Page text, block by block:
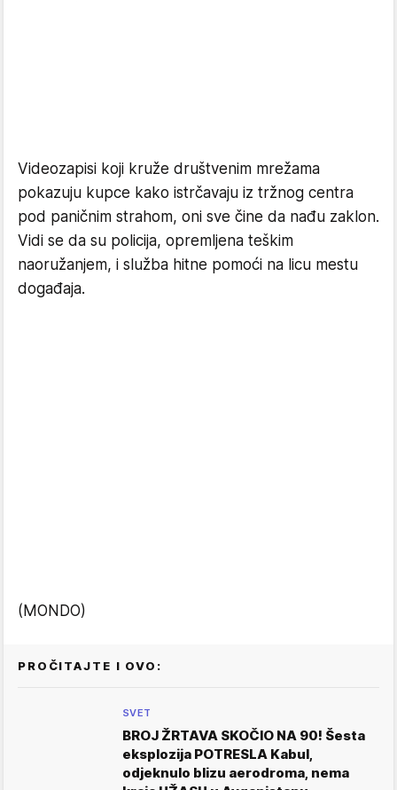
Videozapisi koji kruže društvenim mrežama
pokazuju kupce kako istrčavaju iz tržnog centra
pod paničnim strahom, oni sve čine da nađu zaklon.
Vidi se da su policija, opremljena teškim
naoružanjem, i služba hitne pomoći na licu mestu
događaja.
(MONDO)
PROČITAJTE I OVO:
SVET
BROJ ŽRTAVA SKOČIO NA 90! Šesta
eksplozija POTRESLA Kabul,
odjeknulo blizu aerodroma, nema